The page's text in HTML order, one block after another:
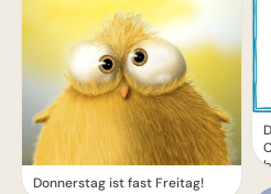
Donnerstag ist fast Freitag!